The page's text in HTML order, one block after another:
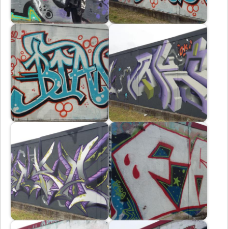
Immagine Immagine
Immagine
Immagine Immagine